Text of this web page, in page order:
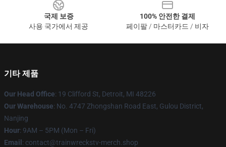
국제 보증
사용 국가에서 제공
100% 안전한 결제
페이팔 / 마스터카드 / 비자
기타 제품
Our Head Office: 19 Clifford St, Detroit, MI 48226
Our Warehouse: No. 4747 Zhongshan Road East, Gulou District,
Nanjing
Hour: 9AM – 5PM (Mon – Fri)
Email : contact@trainwreckstv-merch.shop